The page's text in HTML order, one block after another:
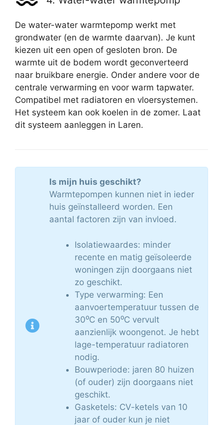
De water-water warmtepomp werkt met
grondwater (en de warmte daarvan). Je kunt
kiezen uit een open of gesloten bron. De
warmte uit de bodem wordt geconverteerd
naar bruikbare energie. Onder andere voor de
centrale verwarming en voor warm tapwater.
Compatibel met radiatoren en vloersystemen.
Het systeem kan ook koelen in de zomer. Laat
dit systeem aanleggen in Laren.
Is mijn huis geschikt?
Warmtepompen kunnen niet in ieder
huis geïnstalleerd worden. Een
aantal factoren zijn van invloed.
Isolatiewaardes: minder
recente en matig geïsoleerde
woningen zijn doorgaans niet
zo geschikt.
Type verwarming: Een
aanvoertemperatuur tussen de
30⁰C en 50⁰C vervult
aanzienlijk woongenot. Je hebt
lage-temperatuur radiatoren
nodig.
Bouwperiode: jaren 80 huizen
(of ouder) zijn doorgaans niet
geschikt.
Gasketels: CV-ketels van 10
jaar of ouder kun je niet